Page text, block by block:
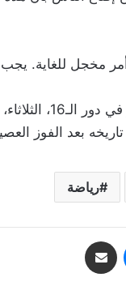
مخجل للغاية.
وتلاقي
بعد الفوز
رياضة
ماسنجر